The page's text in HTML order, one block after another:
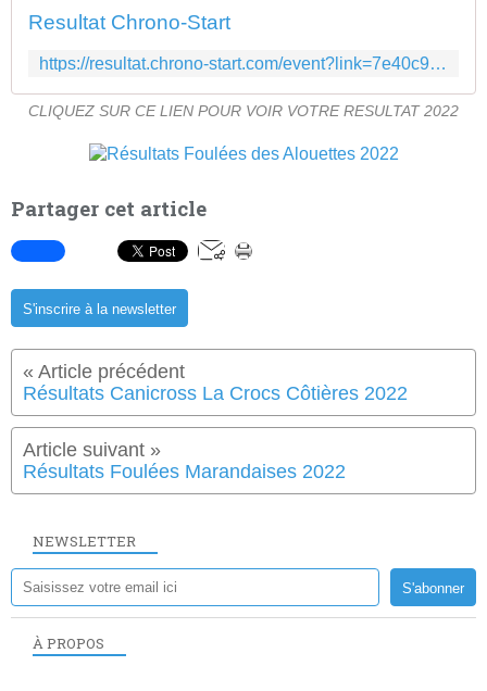
Resultat Chrono-Start
https://resultat.chrono-start.com/event?link=7e40c90638a6b4dcce2b6388b94ee0b3
CLIQUEZ SUR CE LIEN POUR VOIR VOTRE RESULTAT 2022
Partager cet article
S'inscrire à la newsletter
Résultats Canicross La Crocs Côtières 2022
Résultats Foulées Marandaises 2022
NEWSLETTER
À PROPOS